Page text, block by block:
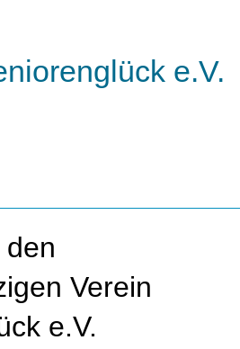
e.V.
Verein
e.V.